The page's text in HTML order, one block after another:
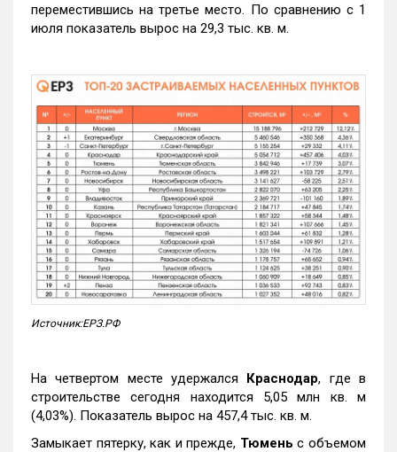
переместившись на третье место. По сравнению с 1
июля показатель вырос на 29,3 тыс. кв. м.
Источник:ЕРЗ.РФ
На четвертом месте удержался Краснодар, где в
строительстве сегодня находится 5,05 млн кв. м
(4,03%). Показатель вырос на 457,4 тыс. кв. м.
Замыкает пятерку, как и прежде, Тюмень с объемом